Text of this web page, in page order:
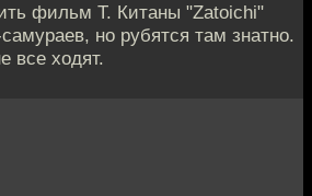
фильм Т. Китаны "Zatoichi"
но рубятся там знатно.
все ходят.